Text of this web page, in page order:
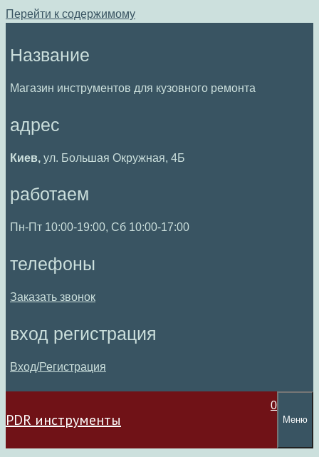
Перейти к содержимому
Название
Магазин инструментов для кузовного ремонта
адрес
Киев, ул. Большая Окружная, 4Б
работаем
Пн-Пт 10:00-19:00, Сб 10:00-17:00
телефоны
Заказать звонок
вход регистрация
Вход/Регистрация
PDR инструменты
0
Меню